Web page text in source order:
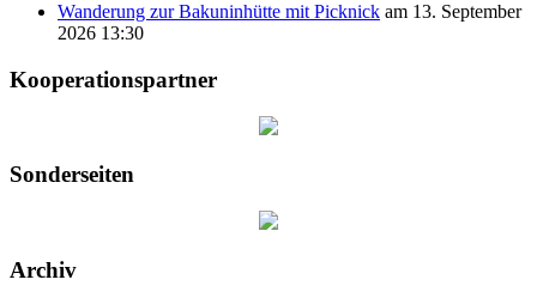
Wanderung zur Bakuninhütte mit Picknick am 13. September
2026 13:30
Kooperationspartner
Sonderseiten
Archiv